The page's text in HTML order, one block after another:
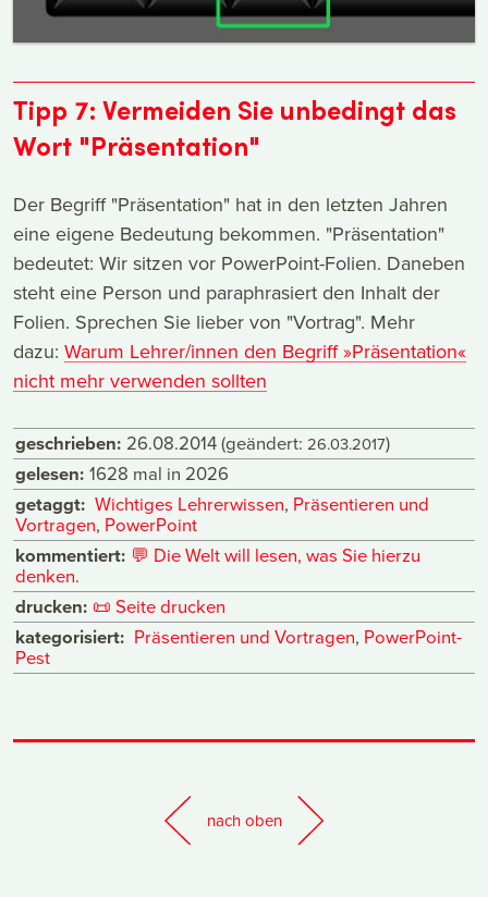
Tipp 7: Vermeiden Sie unbedingt das
Wort "Präsentation"
Der Begriff "Präsentation" hat in den letzten Jahren
eine eigene Bedeutung bekommen. "Präsentation"
bedeutet: Wir sitzen vor PowerPoint-Folien. Daneben
steht eine Person und paraphrasiert den Inhalt der
Folien. Sprechen Sie lieber von "Vortrag". Mehr
dazu: Warum Lehrer/innen den Begriff »Präsentation«
nicht mehr verwenden sollten
geschrieben: 26.08.2014(geändert: 26.03.2017)
gelesen: 1628 mal in 2026
getaggt: Wichtiges Lehrerwissen, Präsentieren und
Vortragen, PowerPoint
kommentiert: 💬 Die Welt will lesen, was Sie hierzu
denken.
drucken: 📜 Seite drucken
kategorisiert: Präsentieren und Vortragen, PowerPoint-
Pest
nach oben